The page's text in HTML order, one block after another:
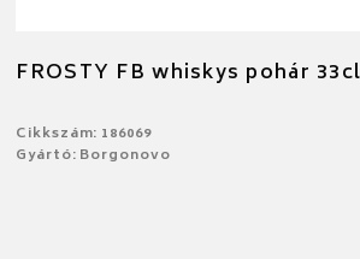
FROSTY FB whiskys pohár
Cikkszám: 186069
Gyártó: Borgonovo